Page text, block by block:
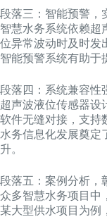
段落三：智能预警，
智慧水务系统依赖超
位异常波动时及时发
智能预警系统有助于
段落四：系统兼容性
超声波液位传感器设
软件无缝对接，支持
水务信息化发展奠定
升。
段落五：案例分析，
众多智慧水务项目中
某大型供水项目为例